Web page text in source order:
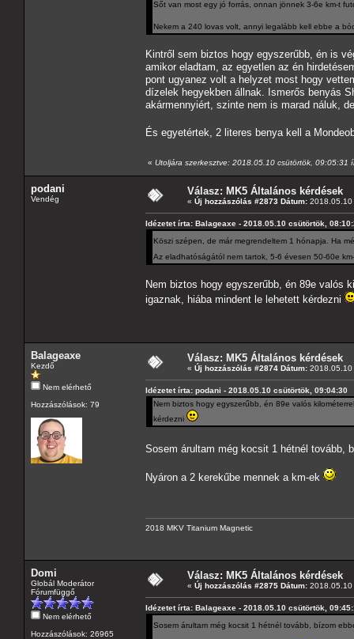
Sőt van most egy jó forrás, onnan jönnek 3-6e km-t
Nekem a 240 lovas volt, annyi legalább kell ebbe a
Kintről sem biztos hogy egyszerűbb, én is
amikor eladtam, az egyetlen az én
pont ugyanez volt a helyzet most hogy
dízelek hegyekben állnak. Ismerős benyás
akármennyiért, szinte nem is marad náluk,
És egyetértek, 2 literes benya kell a
« Utoljára szerkesztve: 2018.05.10 csütörtök, 09:05:31
podani
Vendég
Válasz: MK5 Általános kérdések
« Új hozzászólás #2873 Dátum: 2018.05.10
Idézetet írta: Balageaxe - 2018.05.10 csütörtök,
Köszi szépen, de már megrendeltem 1 hónapja. Ha
Az eladhatóságától nem tartok, 5-6 évesen 50-60e
Nem biztos hogy egyszerűbb, én 89e valós
igaznak, hiába mindent le lehetett kérdezni
Balageaxe
Kezdő
Nem elérhető
Hozzászólások: 79
Válasz: MK5 Általános kérdések
« Új hozzászólás #2874 Dátum: 2018.05.10
Idézetet írta: podani - 2018.05.10 csütörtök, 09:04:30
Nem biztos hogy egyszerűbb, én 89e valós
kérdezni
Sosem árultam még kocsit 1 hétnél tovább,
Nyáron a 2 kerekűbe mennek a km-ek
2018 MKV Titanium Magnetic
Domi
Globál Moderátor
Fórumfüggő
Nem elérhető
Hozzászólások: 26965
Válasz: MK5 Általános kérdések
« Új hozzászólás #2875 Dátum: 2018.05.10
Idézetet írta: Balageaxe - 2018.05.10 csütörtök,
Sosem árultam még kocsit 1 hétnél tovább, bízom